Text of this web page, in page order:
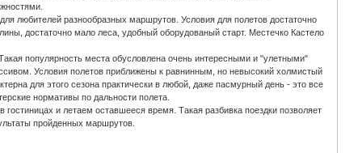
любителей разнообразных маршрутов. Условия для полетов достаточно
достаточно мало леса, удобный оборудованый старт. Местечко Кастело
популярность места обусловлена очень интересными и "улетными"
Условия полетов приближены к равнинным, но невысокий холмистый
для этого сезона практически в любой, даже пасмурный день - это все
нормативы по дальности полета.
и летаем оставшееся время. Такая разбивка поездки позволяет
пройденных маршрутов.